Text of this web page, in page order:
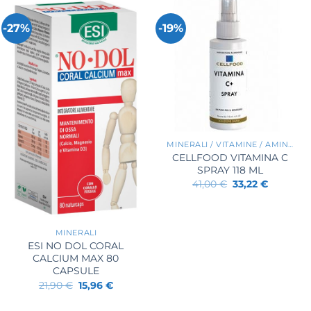
-27%
MINERALI
ESI NO DOL CORAL
CALCIUM MAX 80
CAPSULE
21,90€ Il
prezzo
15,96€Il
-19%
MINERALI / VITAMINE / AMINOACIDI
CELLFOOD VITAMINA C
SPRAY 118 ML
41,00€ Il
prezzo
33,22€Il